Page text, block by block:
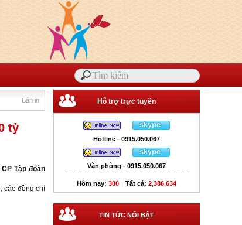
Bản in
tỷ
Tập đoàn
các đồng chí
Hỗ trợ trực tuyến
Hotline - 0915.050.067
Văn phòng - 0915.050.067
Hôm nay: 300 | Tất cả: 2,386,634
TIN TỨC NỔI BẬT